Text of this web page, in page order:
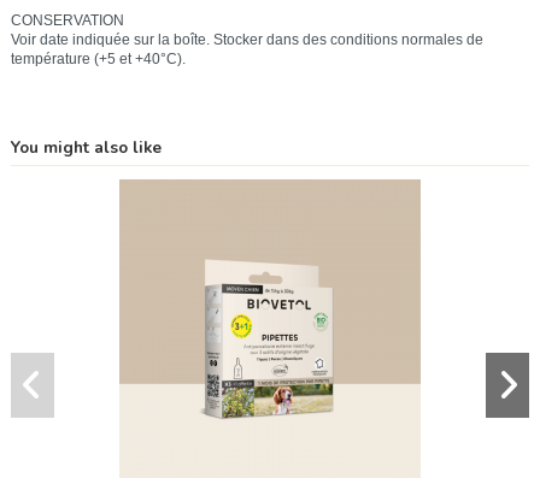
CONSERVATION
Voir date indiquée sur la boîte. Stocker dans des conditions normales de
température (+5 et +40°C).
You might also like